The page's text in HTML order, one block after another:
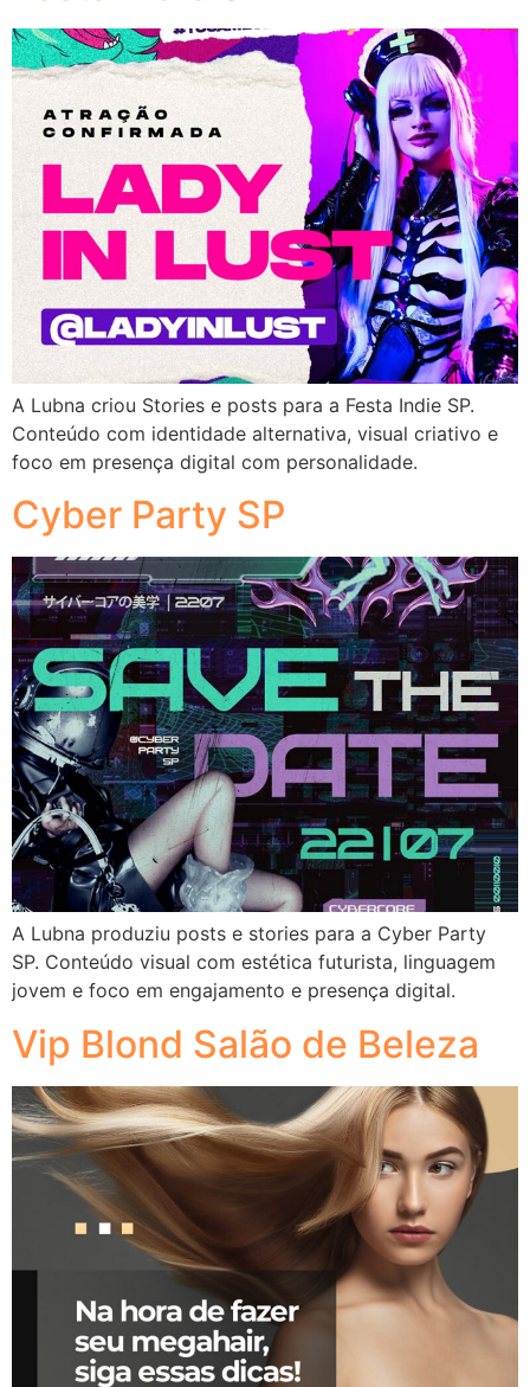
A Lubna criou Stories e posts para a Festa Indie SP.
Conteúdo com identidade alternativa, visual criativo e
foco em presença digital com personalidade.
Cyber Party SP
A Lubna produziu posts e stories para a Cyber Party
SP. Conteúdo visual com estética futurista, linguagem
jovem e foco em engajamento e presença digital.
Vip Blond Salão de Beleza